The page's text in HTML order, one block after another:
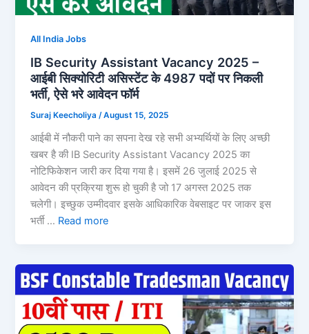
All India Jobs
IB Security Assistant Vacancy 2025 –
आईबी सिक्योरिटी असिस्टेंट के 4987 पदों पर निकली
भर्ती, ऐसे भरे आवेदन फॉर्म
Suraj Keecholiya/August 15, 2025
आईबी में नौकरी पाने का सपना देख रहे सभी अभ्यर्थियों के लिए अच्छी
खबर है की IB Security Assistant Vacancy 2025 का
नोटिफिकेशन जारी कर दिया गया है। इसमें 26 जुलाई 2025 से
आवेदन की प्रक्रिया शुरू हो चुकी है जो 17 अगस्त 2025 तक
चलेगी। इच्छुक उम्मीदवार इसके आधिकारिक वेबसाइट पर जाकर इस
भर्ती … Read more